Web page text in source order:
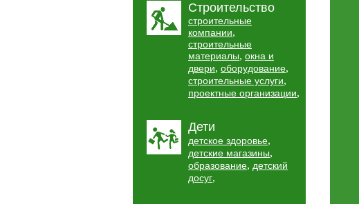
Строительство
строительные
компании,
строительные
материалы, окна и
двери, оборудование,
строительные услуги,
проектные организации,
Дети
детское здоровье,
детские магазины,
образование, детский
досуг,